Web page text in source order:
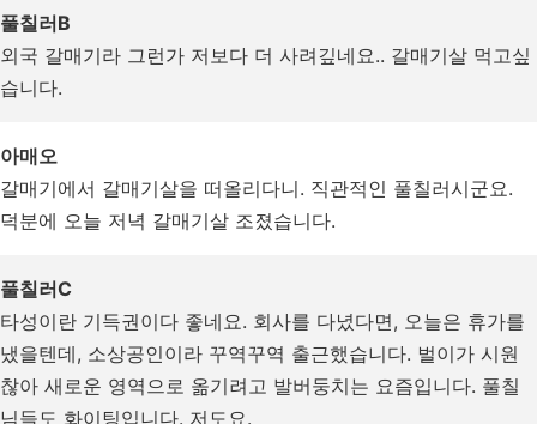
풀칠러B
외국 갈매기라 그런가 저보다 더 사려깊네요.. 갈매기살 먹고싶
습니다.
아매오
갈매기에서 갈매기살을 떠올리다니. 직관적인 풀칠러시군요.
덕분에 오늘 저녁 갈매기살 조졌습니다.
풀칠러C
타성이란 기득권이다 좋네요. 회사를 다녔다면, 오늘은 휴가를
냈을텐데, 소상공인이라 꾸역꾸역 출근했습니다. 벌이가 시원
찮아 새로운 영역으로 옮기려고 발버둥치는 요즘입니다. 풀칠
님들도 화이팅입니다. 저도요.